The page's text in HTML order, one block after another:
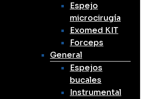
Espejo
microcirugía
Exomed KIT
Forceps
General
Espejos
bucales
Instrumental